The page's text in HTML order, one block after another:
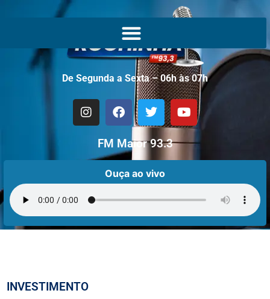
De Segunda a Sexta – 06h às 07h
FM Maior 93.3
Ouça ao vivo
INVESTIMENTO